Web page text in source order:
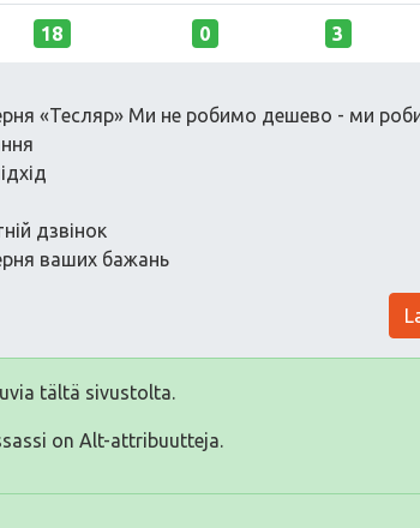
18 0 3
«Тесляр» Ми не робимо дешево - ми
дзвінок
ваших бажань
tältä sivustolta.
on Alt-attribuutteja.